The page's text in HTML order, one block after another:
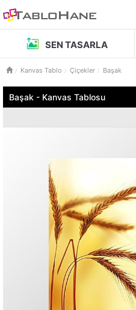
SEN TASARLA
Kanvas Tablo Çiçekler Başak
Başak - Kanvas Tablosu